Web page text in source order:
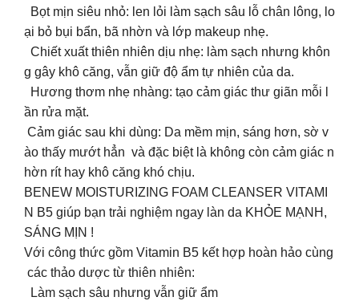
Bọt mịn siêu nhỏ: len lỏi làm sạch sâu lỗ chân lông, lo
ại bỏ bụi bẩn, bã nhờn và lớp makeup nhẹ.
Chiết xuất thiên nhiên dịu nhẹ: làm sạch nhưng khôn
g gây khô căng, vẫn giữ độ ẩm tự nhiên của da.
Hương thơm nhẹ nhàng: tạo cảm giác thư giãn mỗi l
ần rửa mặt.
Cảm giác sau khi dùng: Da mềm mịn, sáng hơn, sờ v
ào thấy mướt hẳn và đặc biệt là không còn cảm giác n
hờn rít hay khô căng khó chịu.
BENEW MOISTURIZING FOAM CLEANSER VITAMI
N B5 giúp bạn trải nghiệm ngay làn da KHỎE MẠNH,
SÁNG MỊN !
Với công thức gồm Vitamin B5 kết hợp hoàn hảo cùng
các thảo dược từ thiên nhiên:
Làm sạch sâu nhưng vẫn giữ ẩm